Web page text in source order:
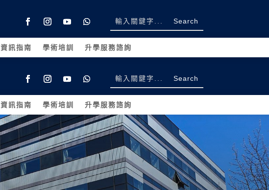
資訊指南 學術培訓 升學服務諮詢
資訊指南 學術培訓 升學服務諮詢